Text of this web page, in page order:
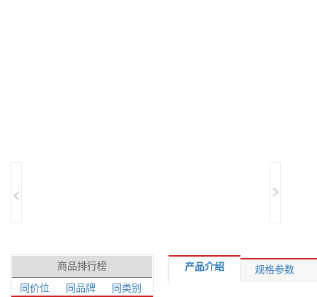
商品排行榜
同价位 同品牌 同类别
产品介绍 规格参数